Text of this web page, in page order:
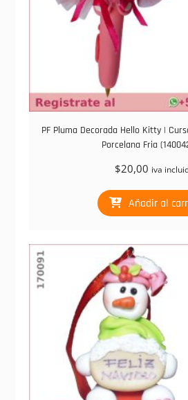
PF Pluma Decorada Hello Kitty |
Porcelana Fria
$20,00 iva
Añadir al